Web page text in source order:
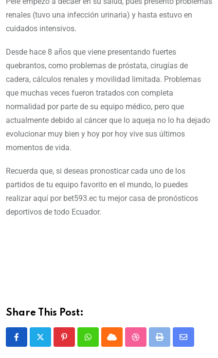
renales (tuvo una infección urinaria) y hasta estuvo en
cuidados intensivos.
Desde hace 8 años que viene presentando fuertes
quebrantos, como problemas de próstata, cirugías de
cadera, cálculos renales y movilidad limitada. Problemas
que muchas veces fueron tratados con completa
normalidad por parte de su equipo médico, pero que
actualmente debido al cáncer que lo aqueja no lo ha dejado
evolucionar muy bien y hoy por hoy vive sus últimos
momentos de vida.
Recuerda que, si deseas pronosticar cada uno de los
partidos de tu equipo favorito en el mundo, lo puedes
realizar aquí por bet593.ec tu mejor casa de pronósticos
deportivos de todo Ecuador.
Share This Post: